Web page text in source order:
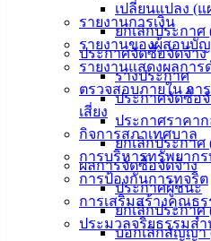
เปลี่ยนแปลง (แ
ยกเลิกประกาศ
ประกาศจัดซื้อจัดจ้าง
ร่างประกาศ
ประกาศจัดซื้อ
ประกาศราคาก
ยกเลิกประกาศ
ผลการจัดซื้อจัดจ้าง
ประกาศผู้ชนะ
ยกเลิกประกาศ
บอกเลิกสัญญา
รายงานการเงิน
รายงานของผู้สอบบั
รายงานแสดงผลกา
ตรวจสอบภายใน กา
เสี่ยง
กิจการสภาเทศบาล
การบริหารทรัพยาก
การป้องกันการทุจริต
การเสริมสร้างคุณธ
ประมวลจริยธรรมส
ข่าวสาร
น่ารู้
ข้อมูล
ข่าวสาร
อิเล็กทรอนิกส์
องค์
ความรู้
(Knowledge
Management)